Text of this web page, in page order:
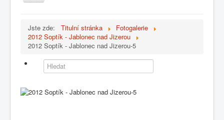
navigaci
Historie sboru
Fotogalerie
Kontakt
Jste zde: Titulní stránka
Fotogalerie
2012 Soptík - Jablonec nad Jizerou
2012 Soptík - Jablonec nad Jizerou-5